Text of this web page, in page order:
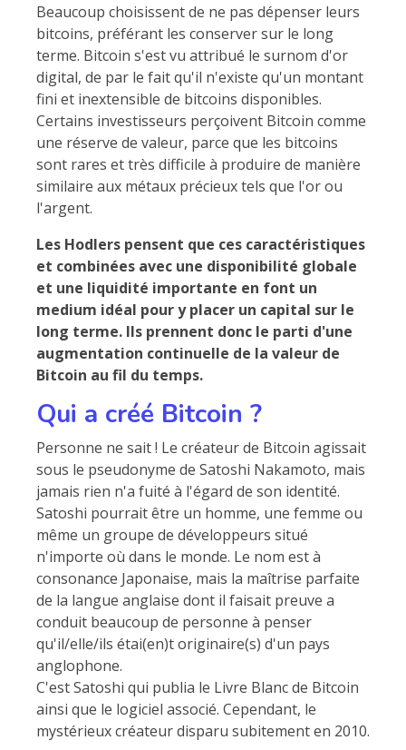
Beaucoup choisissent de ne pas dépenser leurs
bitcoins, préférant les conserver sur le long
terme. Bitcoin s'est vu attribué le surnom d'or
digital, de par le fait qu'il n'existe qu'un montant
fini et inextensible de bitcoins disponibles.
Certains investisseurs perçoivent Bitcoin comme
une réserve de valeur, parce que les bitcoins
sont rares et très difficile à produire de manière
similaire aux métaux précieux tels que l'or ou
l'argent.
Les Hodlers pensent que ces caractéristiques
et combinées avec une disponibilité globale
et une liquidité importante en font un
medium idéal pour y placer un capital sur le
long terme. Ils prennent donc le parti d'une
augmentation continuelle de la valeur de
Bitcoin au fil du temps.
Qui a créé Bitcoin ?
Personne ne sait ! Le créateur de Bitcoin agissait
sous le pseudonyme de Satoshi Nakamoto, mais
jamais rien n'a fuité à l'égard de son identité.
Satoshi pourrait être un homme, une femme ou
même un groupe de développeurs situé
n'importe où dans le monde. Le nom est à
consonance Japonaise, mais la maîtrise parfaite
de la langue anglaise dont il faisait preuve a
conduit beaucoup de personne à penser
qu'il/elle/ils étai(en)t originaire(s) d'un pays
anglophone.
C'est Satoshi qui publia le Livre Blanc de Bitcoin
ainsi que le logiciel associé. Cependant, le
mystérieux créateur disparu subitement en 2010.